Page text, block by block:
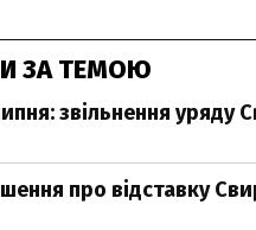
ЗА ТЕМОЮ
звільнення уряду
про відставку